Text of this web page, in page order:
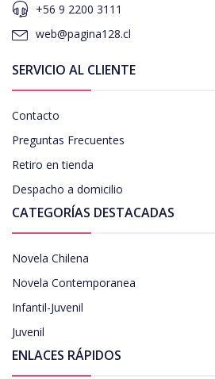
+56 9 2200 3111
web@pagina128.cl
SERVICIO AL CLIENTE
Contacto
Preguntas Frecuentes
Retiro en tienda
Despacho a domicilio
CATEGORÍAS DESTACADAS
Novela Chilena
Novela Contemporanea
Infantil-Juvenil
Juvenil
ENLACES RÁPIDOS